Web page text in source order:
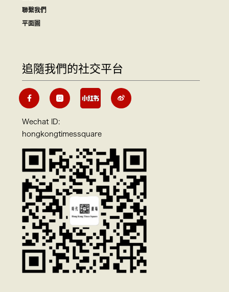
聯繫我們
平面圖
追隨我們的社交平台
Wechat ID:
hongkongtimessquare